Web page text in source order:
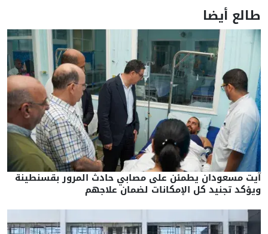
طالع أيضا
آيت مسعودان يطمئن على مصابي حادث المرور بقسنطينة
ويؤكد تجنيد كل الإمكانات لضمان علاجهم